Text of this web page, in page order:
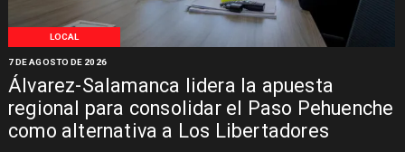
LOCAL
Álvarez-Salamanca lidera la apuesta
regional para consolidar el Paso Pehuenche
como alternativa a Los Libertadores
7 DE AGOSTO DE 2026